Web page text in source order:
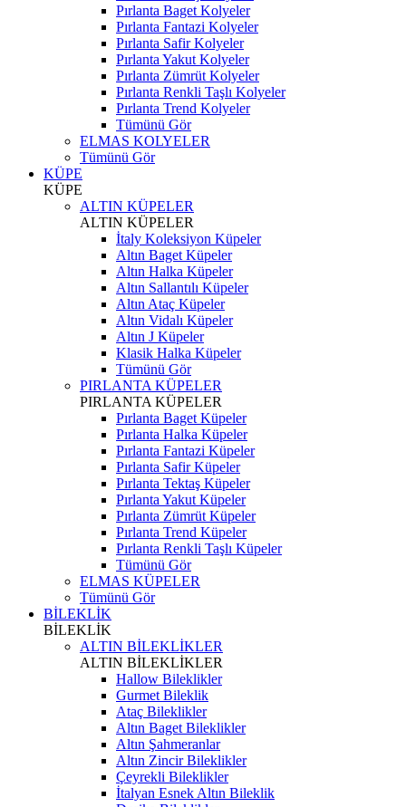
Pırlanta Baget Kolyeler
Pırlanta Fantazi Kolyeler
Pırlanta Safir Kolyeler
Pırlanta Yakut Kolyeler
Pırlanta Zümrüt Kolyeler
Pırlanta Renkli Taşlı Kolyeler
Pırlanta Trend Kolyeler
Tümünü Gör
ELMAS KOLYELER
Tümünü Gör
KÜPE
KÜPE
ALTIN KÜPELER
ALTIN KÜPELER
İtaly Koleksiyon Küpeler
Altın Baget Küpeler
Altın Halka Küpeler
Altın Sallantılı Küpeler
Altın Ataç Küpeler
Altın Vidalı Küpeler
Altın J Küpeler
Klasik Halka Küpeler
Tümünü Gör
PIRLANTA KÜPELER
PIRLANTA KÜPELER
Pırlanta Baget Küpeler
Pırlanta Halka Küpeler
Pırlanta Fantazi Küpeler
Pırlanta Safir Küpeler
Pırlanta Tektaş Küpeler
Pırlanta Yakut Küpeler
Pırlanta Zümrüt Küpeler
Pırlanta Trend Küpeler
Pırlanta Renkli Taşlı Küpeler
Tümünü Gör
ELMAS KÜPELER
Tümünü Gör
BİLEKLİK
BİLEKLİK
ALTIN BİLEKLİKLER
ALTIN BİLEKLİKLER
Hallow Bileklikler
Gurmet Bileklik
Ataç Bileklikler
Altın Baget Bileklikler
Altın Şahmeranlar
Altın Zincir Bileklikler
Çeyrekli Bileklikler
İtalyan Esnek Altın Bileklik